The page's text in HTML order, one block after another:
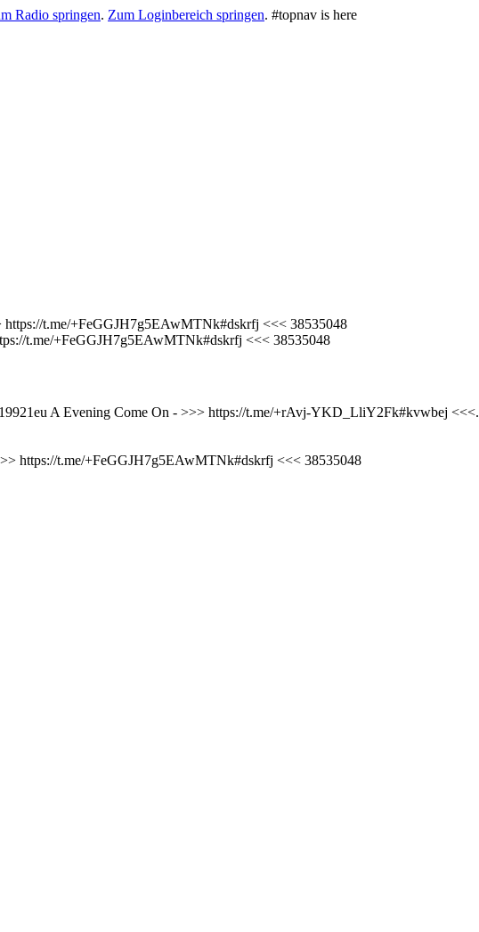
Radio springen. Zum Loginbereich springen. #topnav is here
t.me/+FeGGJH7g5EAwMTNk#dskrfj <<< 38535048
t.me/+FeGGJH7g5EAwMTNk#dskrfj <<< 38535048
A Evening Come On - >>> https://t.me/+rAvj-YKD_LliY2Fk#kvwbej <<<.
https://t.me/+FeGGJH7g5EAwMTNk#dskrfj <<< 38535048